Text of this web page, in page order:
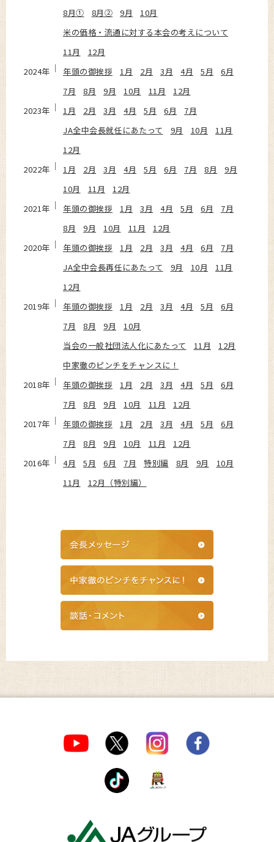
8月①
8月② 9月
10月
米の価格・流通に対する本会の考えについて
11月
12月
2024年
年頭の御挨拶 1月 2月 3月 4月 5月
6月
7月
8月 9月 10月 11月
12月
2023年
1月 2月 3月 4月 5月 6月
7月
JA全中会長就任にあたって
9月 10月
11月
12月
2022年
1月 2月 3月 4月 5月 6月 7月 8月
9月
10月
11月
12月
2021年
年頭の御挨拶 1月 3月 4月 5月 6月
7月
8月
9月 10月 11月
12月
2020年
年頭の御挨拶 1月 2月 3月 4月 6月
7月
JA全中会長再任にあたって
9月 10月
11月
12月
2019年
年頭の御挨拶 1月 2月 3月 4月 5月
6月
7月
8月 9月
10月
当会の一般社団法人化にあたって
11月
12月
中家徹のピンチをチャンスに！
2018年
年頭の御挨拶 1月 2月 3月 4月 5月
6月
7月
8月 9月 10月 11月
12月
2017年
年頭の御挨拶 1月 2月 3月 4月 5月
6月
7月
8月 9月 10月 11月
12月
2016年
4月 5月 6月 7月 特別編 8月 9月
10月
11月
12月（特別編）